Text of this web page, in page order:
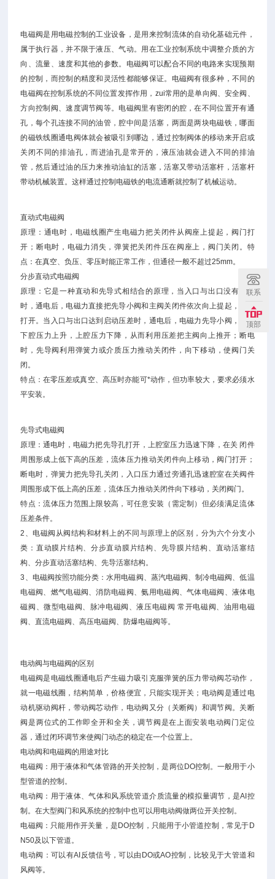
电磁阀是用电磁控制的工业设备，是用来控制流体的自动化基础元件，
属于执行器，并不限于液压、气动。用在工业控制系统中调整介质的方
向、流量、速度和其他的参数。电磁阀可以配合不同的电路来实现预期
的控制，而控制的精度和灵活性都能够保证。电磁阀有很多种，不同的
电磁阀在控制系统的不同位置发挥作用，zui常用的是单向阀、安全阀、
方向控制阀、速度调节阀等。电磁阀里有密闭的腔，在不同位置开有通
孔，每个孔连接不同的油管，腔中间是活塞，两面是两块电磁铁，哪面
的磁铁线圈通电阀体就会被吸引到哪边，通过控制阀体的移动来开启或
关闭不同的排油孔，而进油孔是常开的，液压油就会进入不同的排油
管，然后通过油的压力来推动油缸的活塞，活塞又带动活塞杆，活塞杆
带动机械装置。这样通过控制电磁铁的电流通断就控制了机械运动。
直动式电磁阀
原理：通电时，电磁线圈产生电磁力把关闭件从阀座上提起，阀门打
开；断电时，电磁力消失，弹簧把关闭件压在阀座上，阀门关闭。特
点：在真空、负压、零压时能正常工作，但通径一般不超过25mm。
分步直动式电磁阀
原理：它是一种直动和先导式相结合的原理，当入口与出口没有压差
时，通电后，电磁力直接把先导小阀和主阀关闭件依次向上提起，阀门
打开。当入口与出口达到启动压差时，通电后，电磁力先导小阀，主阀
下腔压力上升，上腔压力下降，从而利用压差把主阀向上推开；断电
时，先导阀利用弹簧力或介质压力推动关闭件，向下移动，使阀门关
闭。
特点：在零压差或真空、高压时亦能可*动作，但功率较大，要求必须水
平安装。
先导式电磁阀
原理：通电时，电磁力把先导孔打开，上腔室压力迅速下降，在关 闭件
周围形成上低下高的压差，流体压力推动关闭件向上移动，阀门打开；
断电时，弹簧力把先导孔关闭，入口压力通过旁通孔迅速腔室在关阀件
周围形成下低上高的压差，流体压力推动关闭件向下移动，关闭阀门。
特点：流体压力范围上限较高，可任意安装（需定制）但必须满足流体
压差条件。
2、电磁阀从阀结构和材料上的不同与原理上的区别，分为六个分支小
类：直动膜片结构、分步直动膜片结构、先导膜片结构、直动活塞结
构、分步直动活塞结构、先导活塞结构。
3、电磁阀按照功能分类：水用电磁阀、蒸汽电磁阀、制冷电磁阀、低温
电磁阀、燃气电磁阀、消防电磁阀、氨用电磁阀、气体电磁阀、液体电
磁阀、微型电磁阀、脉冲电磁阀、液压电磁阀 常开电磁阀、油用电磁
阀、直流电磁阀、高压电磁阀、防爆电磁阀等。
电动阀与电磁阀的区别
电磁阀是电磁线圈通电后产生磁力吸引克服弹簧的压力带动阀芯动作，
就一电磁线圈，结构简单，价格便宜，只能实现开关；电动阀是通过电
动机驱动阀杆，带动阀芯动作，电动阀又分（关断阀）和调节阀。关断
阀是两位式的工作即全开和全关，调节阀是在上面安装电动阀门定位
器，通过闭环调节来使阀门动态的稳定在一个位置上。
电动阀和电磁阀的用途对比
电磁阀：用于液体和气体管路的开关控制，是两位DO控制。一般用于小
型管道的控制。
电动阀：用于液体、气体和风系统管道介质流量的模拟量调节，是AI控
制。在大型阀门和风系统的控制中也可以用电动阀做两位开关控制。
电磁阀：只能用作开关量，是DO控制，只能用于小管道控制，常见于D
N50及以下管道。
电动阀：可以有AI反馈信号，可以由DO或AO控制，比较见于大管道和
风阀等。
联系
顶部